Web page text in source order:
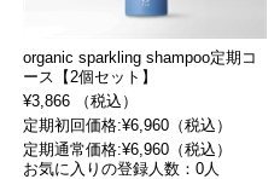
organic sparkling shampoo定期コ
ース【2個セット】
¥3,866 （税込）
定期初回価格:¥6,960（税込）
定期通常価格:¥6,960（税込）
お気に入りの登録人数：0人